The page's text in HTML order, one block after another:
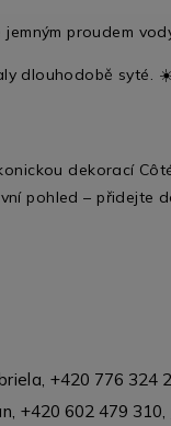
proudem
dlouhodobě syté.
dekorací
pohled – přidejte
+420 776 324
+420 602 479 310